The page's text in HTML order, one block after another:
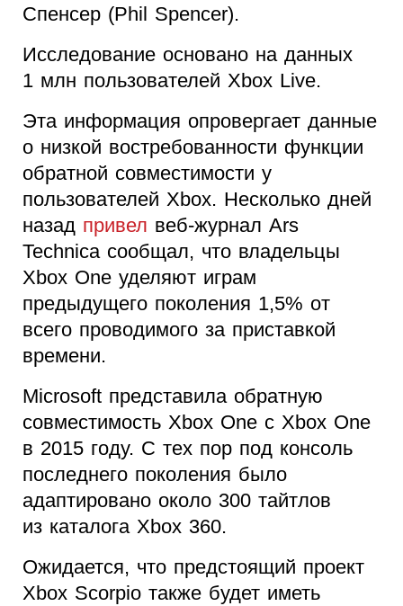
Спенсер (Phil Spencer).
Исследование основано на данных
1 млн пользователей Xbox Live.
Эта информация опровергает данные
о низкой востребованности функции
обратной совместимости у
пользователей Xbox. Несколько дней
назад привел веб-журнал Ars
Technica сообщал, что владельцы
Xbox One уделяют играм
предыдущего поколения 1,5% от
всего проводимого за приставкой
времени.
Microsoft представила обратную
совместимость Xbox One с Xbox One
в 2015 году. С тех пор под консоль
последнего поколения было
адаптировано около 300 тайтлов
из каталога Xbox 360.
Ожидается, что предстоящий проект
Xbox Scorpio также будет иметь